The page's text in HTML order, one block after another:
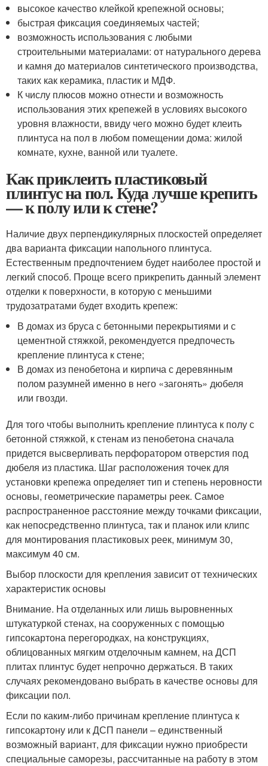
высокое качество клейкой крепежной основы;
быстрая фиксация соединяемых частей;
возможность использования с любыми
строительными материалами: от натурального дерева
и камня до материалов синтетического производства,
таких как керамика, пластик и МДФ.
К числу плюсов можно отнести и возможность
использования этих крепежей в условиях высокого
уровня влажности, ввиду чего можно будет клеить
плинтуса на пол в любом помещении дома: жилой
комнате, кухне, ванной или туалете.
Как приклеить пластиковый
плинтус на пол. Куда лучше крепить
— к полу или к стене?
Наличие двух перпендикулярных плоскостей определяет
два варианта фиксации напольного плинтуса.
Естественным предпочтением будет наиболее простой и
легкий способ. Проще всего прикрепить данный элемент
отделки к поверхности, в которую с меньшими
трудозатратами будет входить крепеж:
В домах из бруса с бетонными перекрытиями и с
цементной стяжкой, рекомендуется предпочесть
крепление плинтуса к стене;
В домах из пенобетона и кирпича с деревянным
полом разумней именно в него «загонять» дюбеля
или гвозди.
Для того чтобы выполнить крепление плинтуса к полу с
бетонной стяжкой, к стенам из пенобетона сначала
придется высверливать перфоратором отверстия под
дюбеля из пластика. Шаг расположения точек для
установки крепежа определяет тип и степень неровности
основы, геометрические параметры реек. Самое
распространенное расстояние между точками фиксации,
как непосредственно плинтуса, так и планок или клипс
для монтирования пластиковых реек, минимум 30,
максимум 40 см.
Выбор плоскости для крепления зависит от технических
характеристик основы
Внимание. На отделанных или лишь выровненных
штукатуркой стенах, на сооруженных с помощью
гипсокартона перегородках, на конструкциях,
облицованных мягким отделочным камнем, на ДСП
плитах плинтус будет непрочно держаться. В таких
случаях рекомендовано выбрать в качестве основы для
фиксации пол.
Если по каким-либо причинам крепление плинтуса к
гипсокартону или к ДСП панели – единственный
возможный вариант, для фиксации нужно приобрести
специальные саморезы, рассчитанные на работу в этом